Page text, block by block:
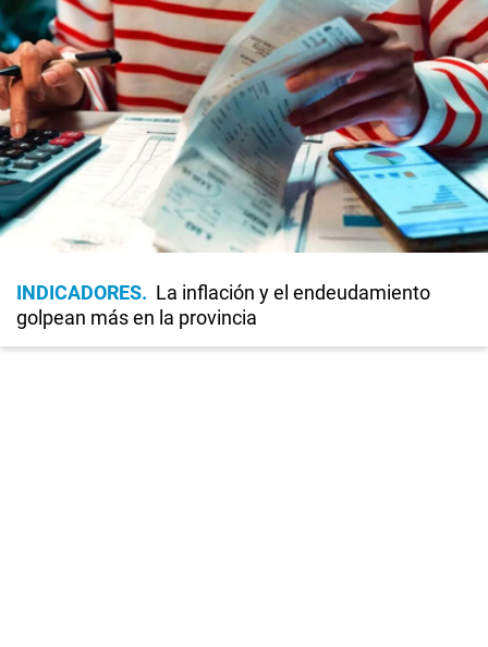
INDICADORES
La inflación y el endeudamiento
golpean más en la provincia